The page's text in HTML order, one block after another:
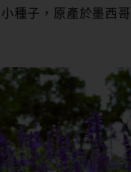
種子，原產於墨西